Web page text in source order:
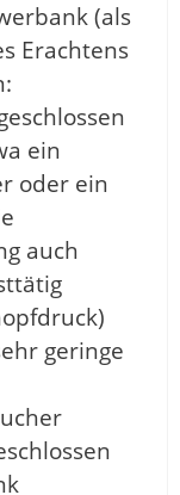
(als
Erachtens
ein
oder ein
auch
geringe